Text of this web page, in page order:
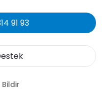
91 93
Bildir